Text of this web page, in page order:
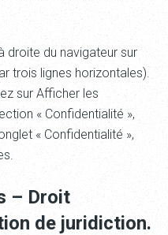
droite du navigateur sur
trois lignes horizontales).
sur Afficher les
« Confidentialité »,
« Confidentialité »,
– Droit
de juridiction.